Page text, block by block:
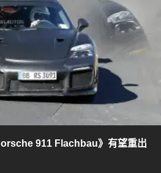
911 Flachbau》有望重出